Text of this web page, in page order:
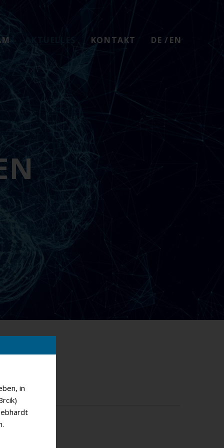
KONTAKT DEUTSCH
ENGLISH
in